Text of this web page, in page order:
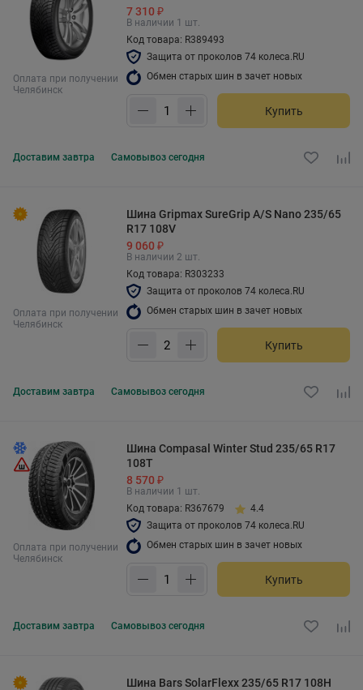
Оплата при получении
Челябинск
7 310 ₽
В наличии 1 шт.
Код товара: R389493
Защита от проколов 74 колеса.RU
Обмен старых шин в зачет новых
Купить
Доставим завтра Самовывоз сегодня
Оплата при получении
Челябинск
Шина Gripmax SureGrip A/S Nano 235/65
R17 108V
9 060 ₽
В наличии 2 шт.
Код товара: R303233
Защита от проколов 74 колеса.RU
Обмен старых шин в зачет новых
Купить
Доставим завтра Самовывоз сегодня
Оплата при получении
Челябинск
Шина Compasal Winter Stud 235/65 R17
108T
8 570 ₽
В наличии 1 шт.
Код товара: R367679
4.4
Защита от проколов 74 колеса.RU
Обмен старых шин в зачет новых
Купить
Доставим завтра Самовывоз сегодня
Шина Bars SolarFlexx 235/65 R17 108H